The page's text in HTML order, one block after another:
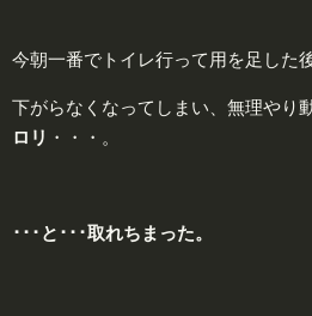
今朝一番でトイレ行って用を足した
下がらなくなってしまい、無理やり
ロリ ・・・。
･･･と･･･取れちまった。